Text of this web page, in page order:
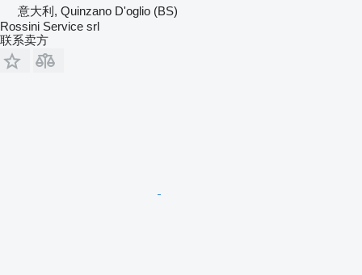
意大利, Quinzano D'oglio (BS)
Rossini Service srl
联系卖方